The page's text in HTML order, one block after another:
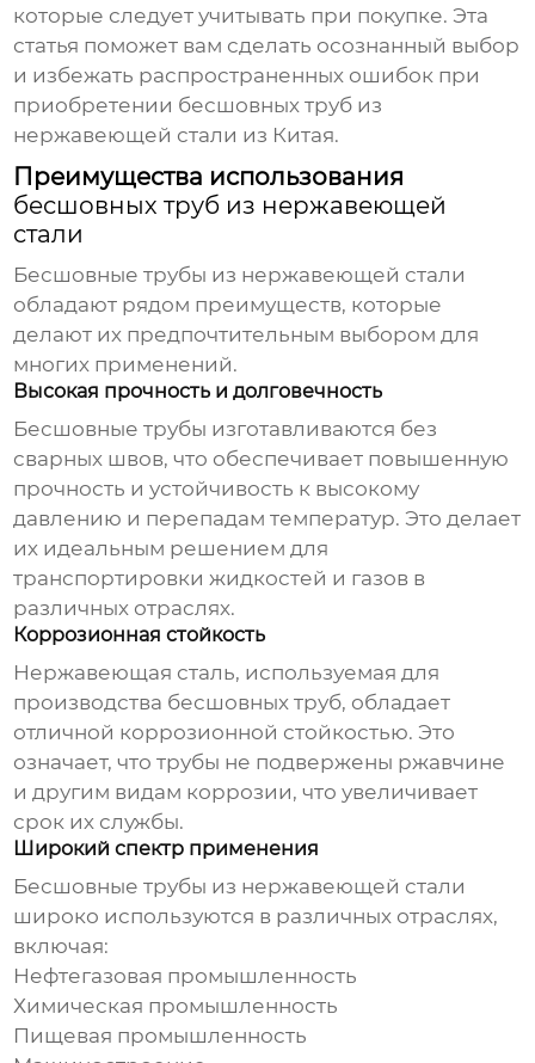
которые следует учитывать при покупке. Эта
статья поможет вам сделать осознанный выбор
и избежать распространенных ошибок при
приобретении бесшовных труб из
нержавеющей стали из Китая.
Преимущества использования
бесшовных труб из нержавеющей
стали
Бесшовные трубы из нержавеющей стали
обладают рядом преимуществ, которые
делают их предпочтительным выбором для
многих применений.
Высокая прочность и долговечность
Бесшовные трубы изготавливаются без
сварных швов, что обеспечивает повышенную
прочность и устойчивость к высокому
давлению и перепадам температур. Это делает
их идеальным решением для
транспортировки жидкостей и газов в
различных отраслях.
Коррозионная стойкость
Нержавеющая сталь, используемая для
производства бесшовных труб, обладает
отличной коррозионной стойкостью. Это
означает, что трубы не подвержены ржавчине
и другим видам коррозии, что увеличивает
срок их службы.
Широкий спектр применения
Бесшовные трубы из нержавеющей стали
широко используются в различных отраслях,
включая:
Нефтегазовая промышленность
Химическая промышленность
Пищевая промышленность